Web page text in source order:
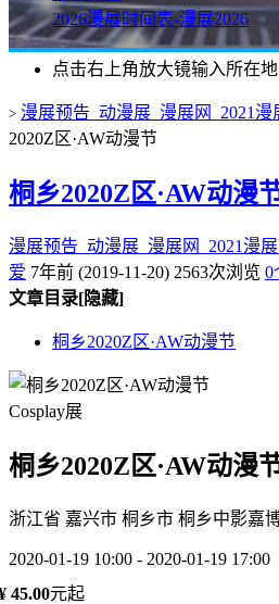
2026漫展时间表-漫展2026
点击右上角放大镜输入所在
> 漫展预告_动漫展_漫展网_2021
2020Z区·AW动漫节
桐乡2020Z区·AW动漫
漫展预告_动漫展_漫展网_2021漫
爱 7年前 (2019-11-20) 2563次浏览 0
文章目录[隐藏]
桐乡2020Z区·AW动漫节
Cosplay展
桐乡2020Z区·AW动漫
浙江省 嘉兴市 桐乡市 桐乡中影嘉
2020-01-19 10:00 - 2020-01-19 17:00
45.00元起